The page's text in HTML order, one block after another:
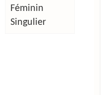
Féminin
Singulier